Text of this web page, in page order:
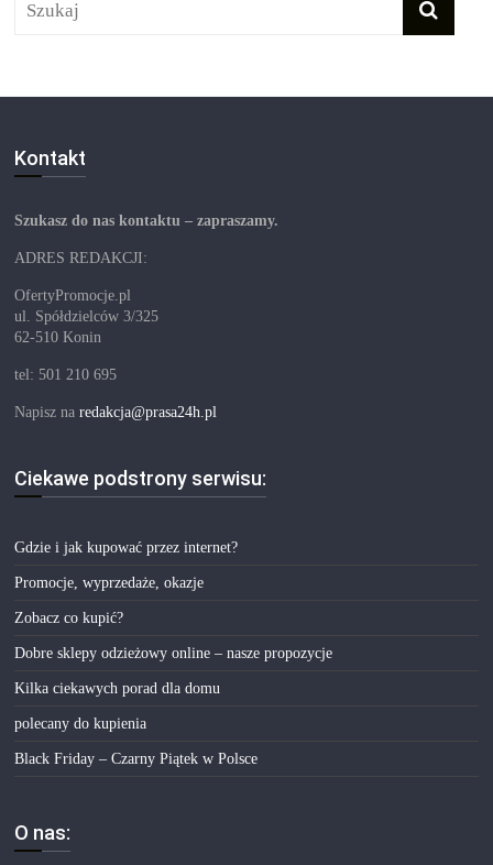
Kontakt
Szukasz do nas kontaktu – zapraszamy.
ADRES REDAKCJI:
OfertyPromocje.pl
ul. Spółdzielców 3/325
62-510 Konin
tel: 501 210 695
Napisz naredakcja@prasa24h.pl
Ciekawe podstrony serwisu:
Gdzie i jak kupować przez internet?
Promocje, wyprzedaże, okazje
Zobacz co kupić?
Dobre sklepy odzieżowy online – nasze propozycje
Kilka ciekawych porad dla domu
polecany do kupienia
Black Friday – Czarny Piątek w Polsce
O nas: